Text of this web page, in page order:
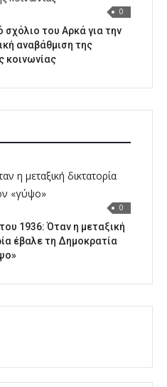
0
σχόλιο του Αρκά για την
αναβάθμιση της
κοινωνίας
0
1936: Όταν η μεταξική
έβαλε τη Δημοκρατία